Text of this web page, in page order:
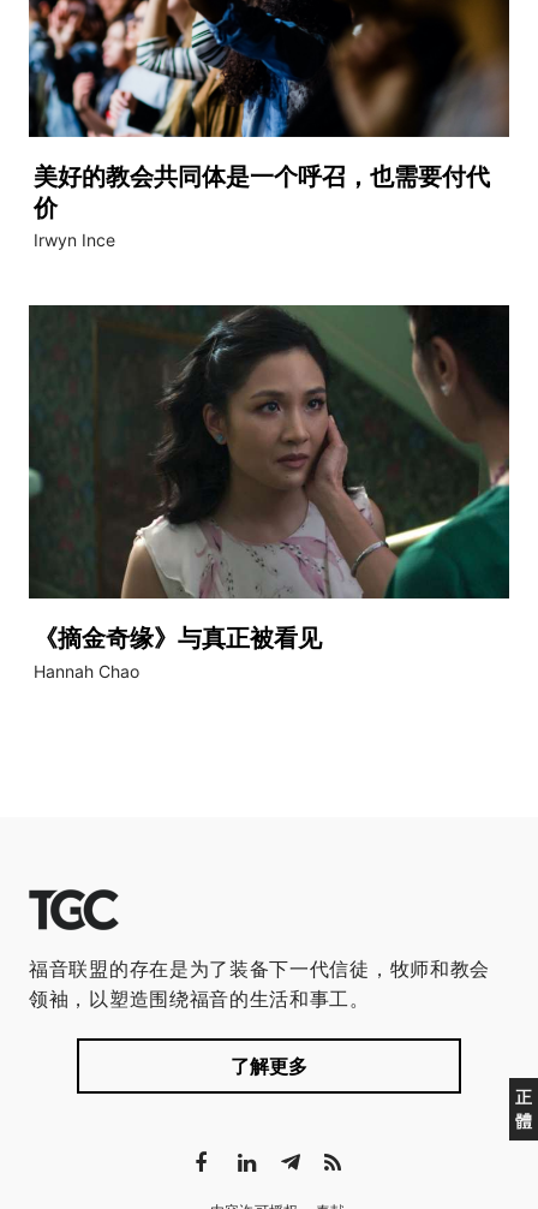
美好的教会共同体是一个呼召，也需要付代
价
Irwyn Ince
《摘金奇缘》与真正被看见
Hannah Chao
正
體
福音联盟的存在是为了装备下一代信徒，牧师和教会
领袖，以塑造围绕福音的生活和事工。
了解更多